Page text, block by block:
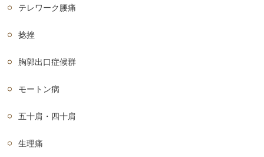
テレワーク腰痛
捻挫
胸郭出口症候群
モートン病
五十肩・四十肩
生理痛